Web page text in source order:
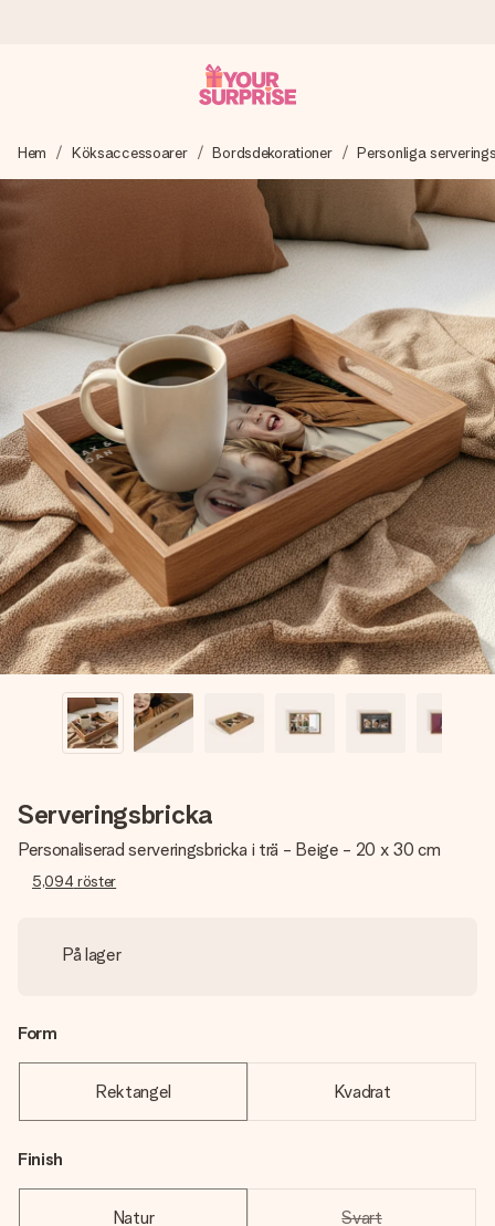
Vi skapar din gåva med omsorg och skickar den blixtsnabbt
– så att du kan ge den i precis rätt tid, när det betyder som
4,6 (baserat på +15 000 recensioner)
Våra gåvor inspirerar. Kunder ger oss 4,6 på Google
Reviews.
Gratis hälsning
Skapa något unikt med bara några få steg – med hennes
namn, ditt foto eller ett meddelande som verkligen berör
hennes hjärta. Inget krångel, bara med all kärlek för stunden.
Hem Köksaccessoarer Bordsdekorationer Personliga
Serveringsbricka
Personaliserad serveringsbricka i trä - Beige - 20 x 30 cm
5,094 röster
På lager
Form
Rektangel Kvadrat
Finish
Natur Svart